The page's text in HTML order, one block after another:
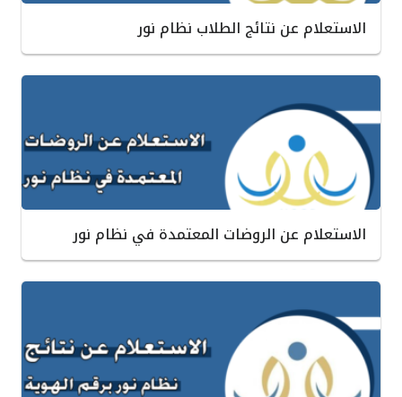
الاستعلام عن نتائج الطلاب نظام نور
الاستعلام عن الروضات المعتمدة في نظام نور